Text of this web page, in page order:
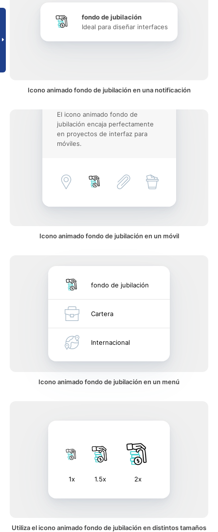
fondo de jubilación
Ideal para diseñar interfaces
Icono animado fondo de jubilación en una notificación
El icono animado fondo de
jubilación encaja perfectamente
en proyectos de interfaz para
móviles.
Icono animado fondo de jubilación en un móvil
fondo de jubilación
Cartera
Internacional
Icono animado fondo de jubilación en un menú
1x 1.5x 2x
Utiliza el icono animado fondo de jubilación en distintos tamaños